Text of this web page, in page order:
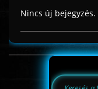
Nincs új bejegyzés.